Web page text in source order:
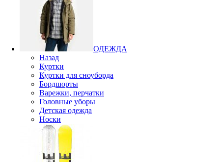
ОДЕЖДА
Назад
Куртки
Куртки для сноуборда
Бордшорты
Варежки, перчатки
Головные уборы
Детская одежда
Носки